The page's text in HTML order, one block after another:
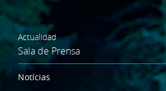
Actualidad
Sala de Prensa
Notícias